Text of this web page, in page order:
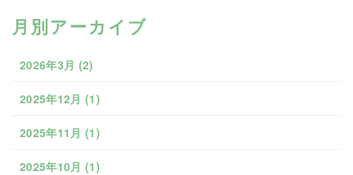
月別アーカイブ
2026年3月 (2)
2025年12月 (1)
2025年11月 (1)
2025年10月 (1)